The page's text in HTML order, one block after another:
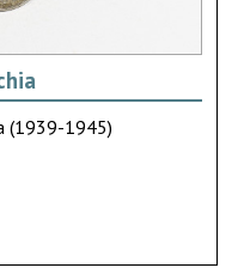
(1939-1945)